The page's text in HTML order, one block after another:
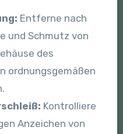
Entferne nach
und Schmutz von
des
ordnungsgemäßen
Kontrolliere
Anzeichen von